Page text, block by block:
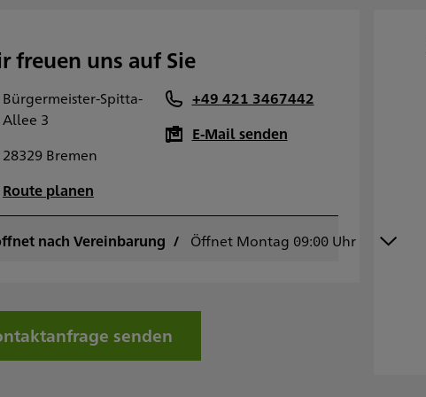
freuen uns auf Sie
Bürgermeister-Spitta-
Allee 3
28329 Bremen
Route planen
+49 421 3467442
E-Mail senden
nach Vereinbarung Öffnet Montag 09:00 Uhr
09:00 - 16:00
senden